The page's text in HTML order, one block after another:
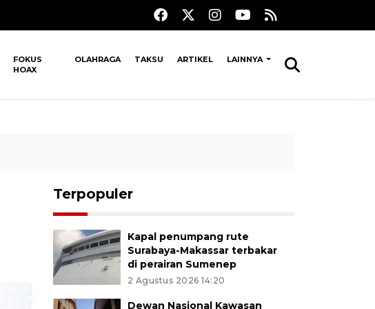
FOKUS
HOAX
OLAHRAGA TAKSU ARTIKEL LAINNYA
Terpopuler
Kapal penumpang rute
Surabaya-Makassar terbakar
di perairan Sumenep
2 Agustus 2026 14:20
Dewan Nasional Kawasan